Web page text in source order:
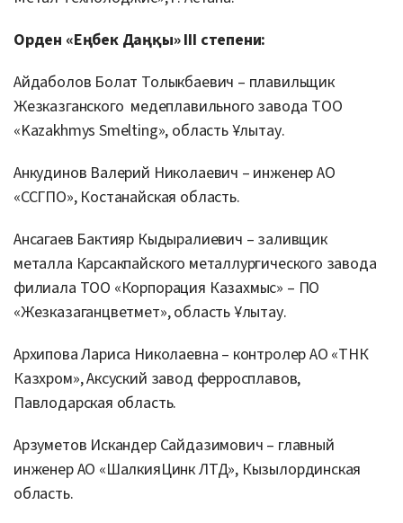
Орден «Еңбек Даңқы» III степени:
Айдаболов Болат Толыкбаевич – плавильщик
Жезказганского медеплавильного завода ТОО
«Kazakhmys Smelting», область Ұлытау.
Анкудинов Валерий Николаевич – инженер АО
«ССГПО», Костанайская область.
Ансагаев Бактияр Кыдыралиевич – заливщик
металла Карсакпайского металлургического завода
филиала ТОО «Корпорация Казахмыс» – ПО
«Жезказаганцветмет», область Ұлытау.
Архипова Лариса Николаевна – контролер АО «ТНК
Казхром», Аксуский завод ферросплавов,
Павлодарская область.
Арзуметов Искандер Сайдазимович – главный
инженер АО «ШалкияЦинк ЛТД», Кызылординская
область.